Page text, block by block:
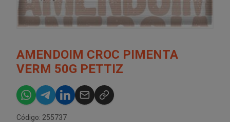
AMENDOIM CROC PIMENTA
VERM 50G PETTIZ
Código: 255737